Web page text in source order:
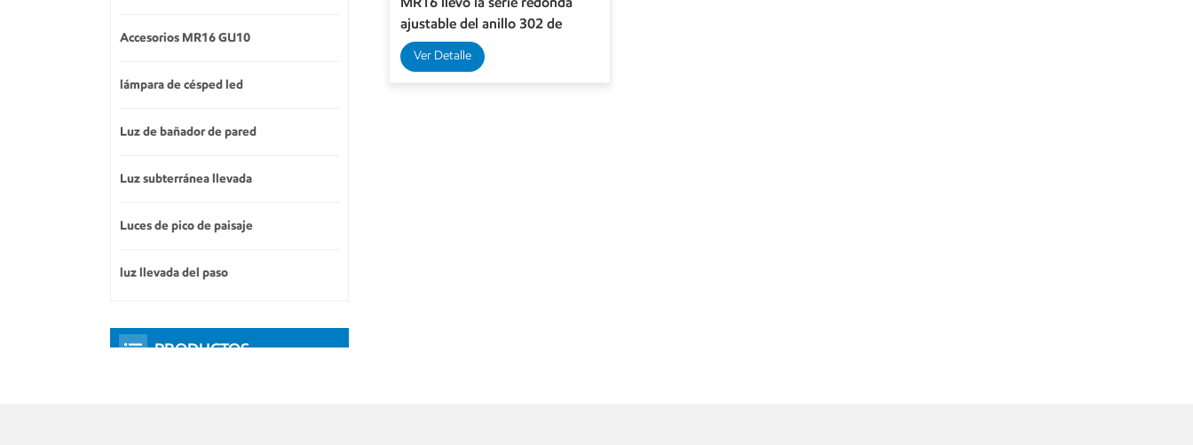
ajustable del anillo 302 de
Downlights Gu10
Ver Detalle
Accesorios MR16 GU10
lámpara de césped led
Luz de bañador de pared
Luz subterránea llevada
Luces de pico de paisaje
luz llevada del paso
PRODUCTOS